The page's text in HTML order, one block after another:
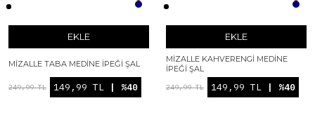
EKLE
MIZALLE TABA MEDINE İPEĞI ŞAL
249,99 TL 149,99 TL | %40
EKLE
MIZALLE KAHVERENGI MEDINE
İPEĞI ŞAL
249,99 TL 149,99 TL | %40